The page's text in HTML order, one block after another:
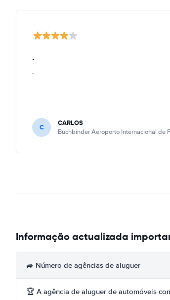
.
.
C CARLOS
Buchbinder Aeroporto Internacional de
Informação actualizada
🚙 Número de agências de aluguer
🏆 A agência de aluguer de automóveis